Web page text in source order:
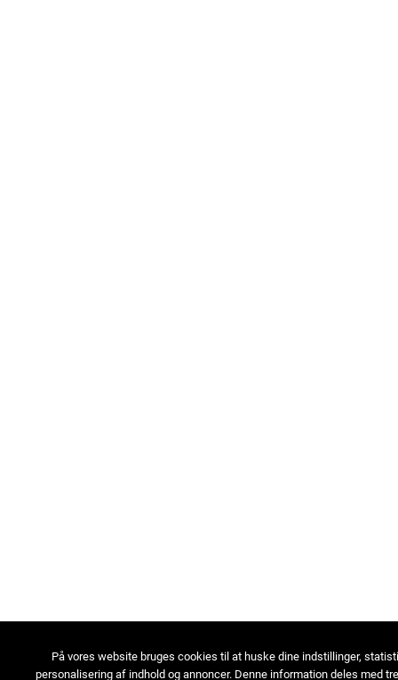
På vores website bruges cookies til at huske dine indstillinger,
personalisering af indhold og annoncer. Denne information deles med